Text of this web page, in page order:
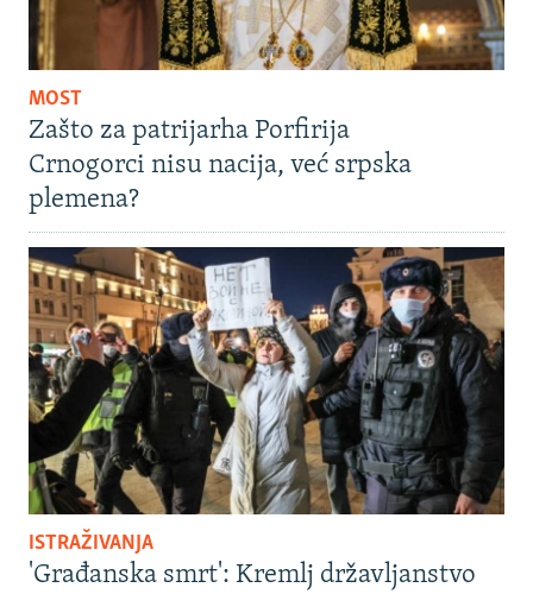
MOST
Zašto za patrijarha Porfirija
Crnogorci nisu nacija, već srpska
plemena?
ISTRAŽIVANJA
'Građanska smrt': Kremlj državljanstvo